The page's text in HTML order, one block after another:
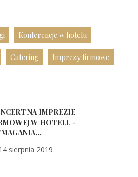
Konferencje w hotelu
Catering Imprezy firmowe
NA IMPREZIE
W HOTELU -
sierpnia 2019